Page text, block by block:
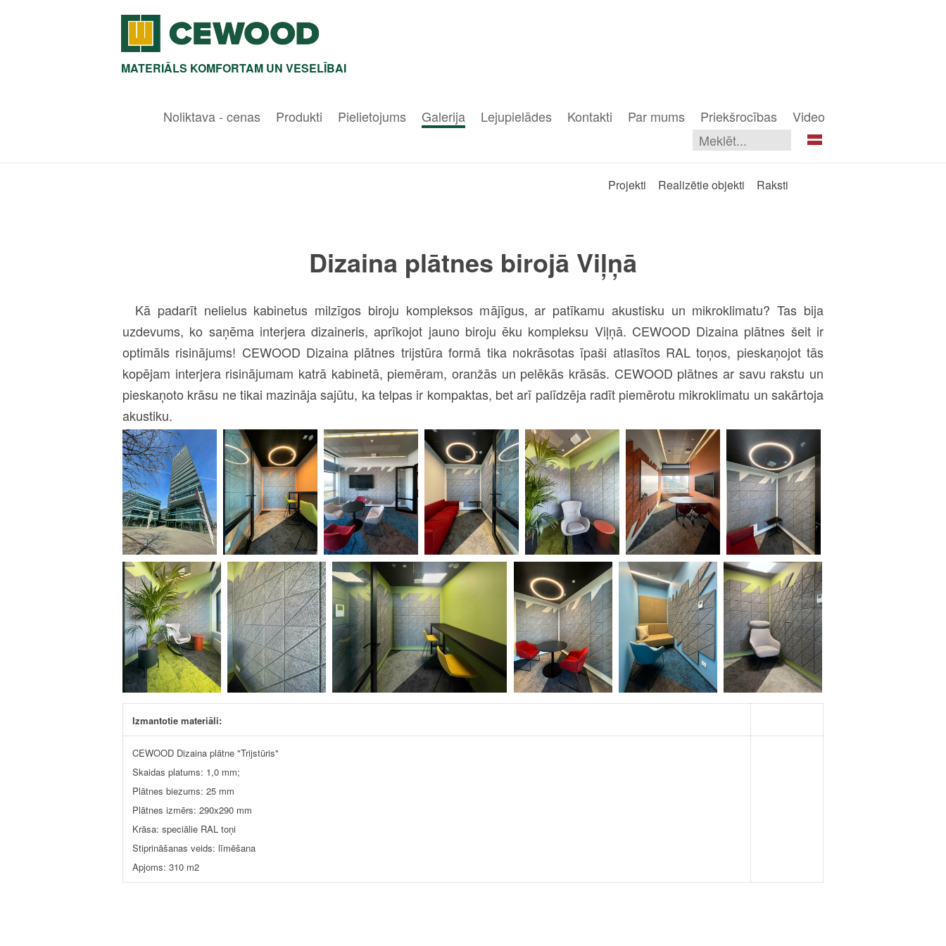
MATERIĀLS KOMFORTAM UN VESELĪBAI
Noliktava - cenas Produkti Pielietojums Galerija Lejupielādes Kontakti Par mums Priekšrocības Video
Projekti Realizētie objekti Raksti
Dizaina plātnes birojā Viļņā
Kā padarīt nelielus kabinetus milzīgos biroju kompleksos mājīgus, ar patīkamu akustisku un mikroklimatu? Tas bija
uzdevums, ko saņēma interjera dizaineris, aprīkojot jauno biroju ēku kompleksu Viļņā. CEWOOD Dizaina plātnes šeit ir
optimāls risinājums! CEWOOD Dizaina plātnes trijstūra formā tika nokrāsotas īpaši atlasītos RAL toņos, pieskaņojot tās
kopējam interjera risinājumam katrā kabinetā, piemēram, oranžās un pelēkās krāsās. CEWOOD plātnes ar savu rakstu un
pieskaņoto krāsu ne tikai mazināja sajūtu, ka telpas ir kompaktas, bet arī palīdzēja radīt piemērotu mikroklimatu un sakārtoja
akustiku.
Izmantotie materiāli:
CEWOOD Dizaina plātne "Trijstūris"
Skaidas platums: 1,0 mm;
Plātnes biezums: 25 mm
Plātnes izmērs: 290x290 mm
Krāsa: speciālie RAL toņi
Stiprināšanas veids: līmēšana
Apjoms: 310 m2